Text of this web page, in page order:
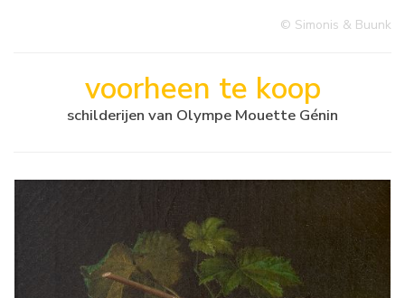
© Simonis & Buunk
voorheen te koop
schilderijen van Olympe Mouette Génin